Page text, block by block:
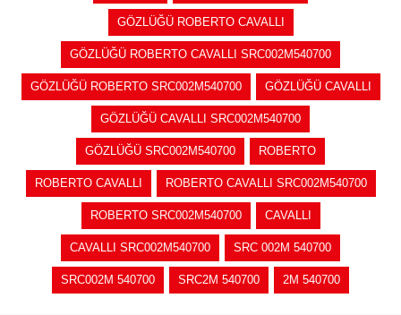
GÖZLÜĞÜ ROBERTO CAVALLI
GÖZLÜĞÜ ROBERTO CAVALLI SRC002M540700
GÖZLÜĞÜ ROBERTO SRC002M540700 GÖZLÜĞÜ CAVALLI
GÖZLÜĞÜ CAVALLI SRC002M540700
GÖZLÜĞÜ SRC002M540700 ROBERTO
ROBERTO CAVALLI ROBERTO CAVALLI SRC002M540700
ROBERTO SRC002M540700 CAVALLI
CAVALLI SRC002M540700 SRC 002M 540700
SRC002M 540700 SRC2M 540700 2M 540700